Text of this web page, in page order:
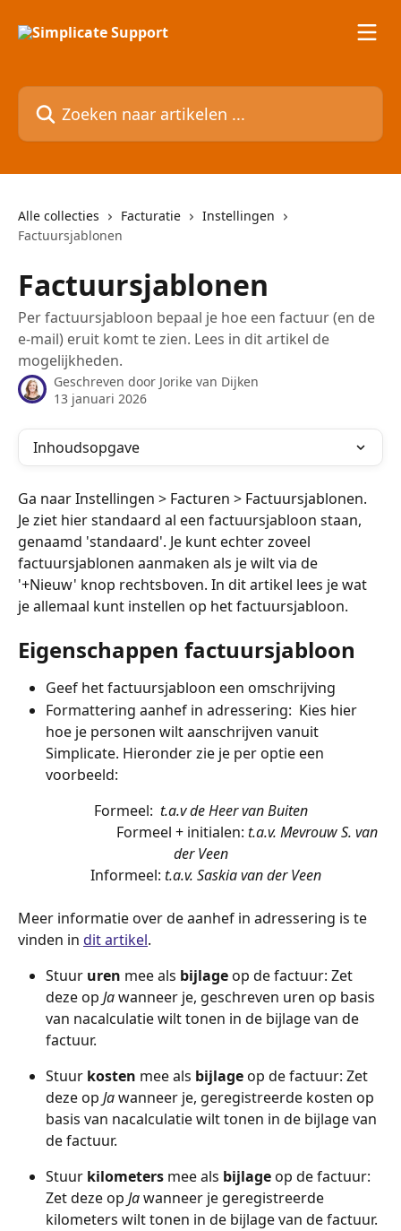
Zoeken naar artikelen ...
Alle collecties Facturatie
Instellingen
Factuursjablonen
Factuursjablonen
Per factuursjabloon bepaal je hoe een factuur (en de
e-mail) eruit komt te zien. Lees in dit artikel de
mogelijkheden.
Geschreven door Jorike van Dijken
13 januari 2026
Inhoudsopgave
Ga naar Instellingen > Facturen > Factuursjablonen.
Je ziet hier standaard al een factuursjabloon staan,
genaamd 'standaard'. Je kunt echter zoveel
factuursjablonen aanmaken als je wilt via de
'+Nieuw' knop rechtsboven. In dit artikel lees je wat
je allemaal kunt instellen op het factuursjabloon.
Eigenschappen factuursjabloon
Geef het factuursjabloon een omschrijving
Formattering aanhef in adressering:  Kies hier
hoe je personen wilt aanschrijven vanuit
Simplicate. Hieronder zie je per optie een
voorbeeld:
Formeel: t.a.v de Heer van Buiten
Formeel + initialen: t.a.v. Mevrouw S. van
der Veen
Informeel: t.a.v. Saskia van der Veen
Meer informatie over de aanhef in adressering is te
vinden in dit artikel.
Stuur uren mee als bijlage op de factuur: Zet
deze op Ja wanneer je, geschreven uren op basis
van nacalculatie wilt tonen in de bijlage van de
factuur.
Stuur kosten mee als bijlage op de factuur: Zet
deze op Ja wanneer je, geregistreerde kosten op
basis van nacalculatie wilt tonen in de bijlage van
de factuur.
Stuur kilometers mee als bijlage op de factuur:
Zet deze op Ja wanneer je geregistreerde
kilometers wilt tonen in de bijlage van de factuur.